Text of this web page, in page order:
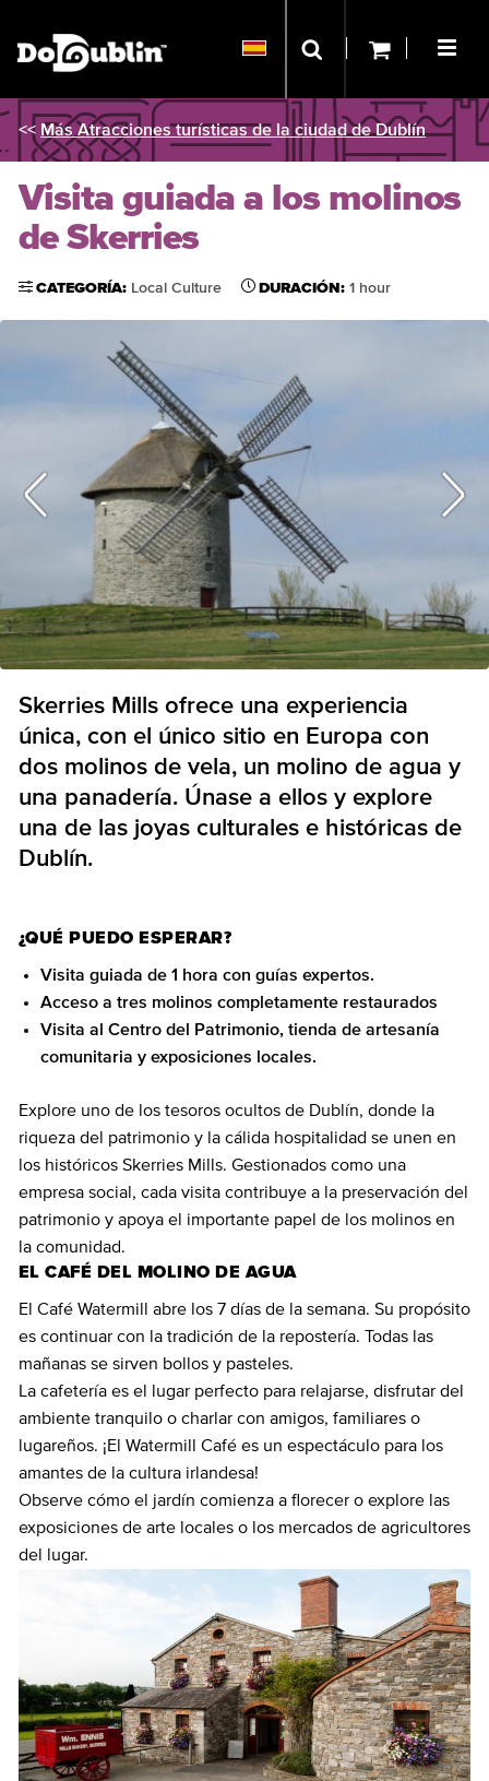
<< Más Atracciones turísticas de la ciudad de Dublín
Visita guiada a los molinos
de Skerries
CATEGORÍA: Local Culture DURACIÓN: 1 hour
Skerries Mills ofrece una experiencia
única, con el único sitio en Europa con
dos molinos de vela, un molino de agua y
una panadería. Únase a ellos y explore
una de las joyas culturales e históricas de
Dublín.
¿QUÉ PUEDO ESPERAR?
Visita guiada de 1 hora con guías expertos.
Acceso a tres molinos completamente restaurados
Visita al Centro del Patrimonio, tienda de artesanía
comunitaria y exposiciones locales.
Explore uno de los tesoros ocultos de Dublín, donde la
riqueza del patrimonio y la cálida hospitalidad se unen en
los históricos Skerries Mills. Gestionados como una
empresa social, cada visita contribuye a la preservación del
patrimonio y apoya el importante papel de los molinos en
la comunidad.
EL CAFÉ DEL MOLINO DE AGUA
El Café Watermill abre los 7 días de la semana. Su propósito
es continuar con la tradición de la repostería. Todas las
mañanas se sirven bollos y pasteles.
La cafetería es el lugar perfecto para relajarse, disfrutar del
ambiente tranquilo o charlar con amigos, familiares o
lugareños. ¡El Watermill Café es un espectáculo para los
amantes de la cultura irlandesa!
Observe cómo el jardín comienza a florecer o explore las
exposiciones de arte locales o los mercados de agricultores
del lugar.